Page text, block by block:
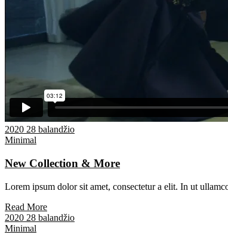
2020 28 balandžio
Minimal
New Collection & More
Lorem ipsum dolor sit amet, consectetur a elit. In ut
Read More
2020 28 balandžio
Minimal